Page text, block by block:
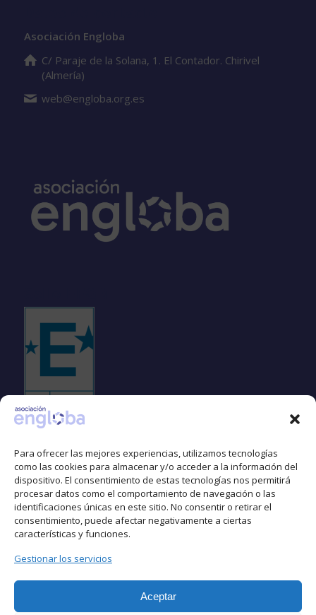
Para ofrecer las mejores experiencias, utilizamos tecnologías
como las cookies para almacenar y/o acceder a la información del
dispositivo. El consentimiento de estas tecnologías nos permitirá
procesar datos como el comportamiento de navegación o las
identificaciones únicas en este sitio. No consentir o retirar el
consentimiento, puede afectar negativamente a ciertas
características y funciones.
Gestionar los servicios
Aceptar
Asociación Engloba
C/ Paraje de la Solana, 1. El Contador. Chirivel
(Almería)
web@engloba.org.es
Espacio libre de LGTBIfobia